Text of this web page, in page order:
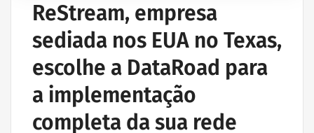
ReStream, empresa
sediada nos EUA no Texas,
escolhe a DataRoad para
a implementação
completa da sua rede